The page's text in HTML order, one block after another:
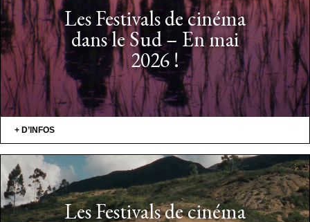
Les Festivals de cinéma
dans le Sud – En mai
2026 !
+ D’INFOS
Les Festivals de cinéma